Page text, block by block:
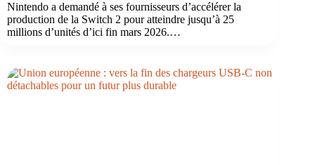
Nintendo a demandé à ses fournisseurs d’accélérer la
production de la Switch 2 pour atteindre jusqu’à 25
millions d’unités d’ici fin mars 2026.…